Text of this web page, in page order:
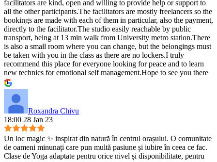
facilitators are kind, open and willing to provide help or support to
all the other participants.The facilitators are mostly freelancers so the
bookings are made with each of them in particular, also the payment,
directly to the facilitator.The studio easily reachable by public
transport, being at 13 min walk from University metro station.There
is also a small room where you can change, but the belongings must
be taken with you in the class as there are no lockers.I truly
recommend this place for everyone looking for peace and to learn
new technics for emotional self management.Hope to see you there
:)
Roxandra Chivu
18:00 28 Jan 23
Un loc magic ✨ inspirat din natură în centrul orașului. O comunitate
de oameni minunați care pun multă pasiune și iubire în ceea ce fac.
Clase de Yoga adaptate pentru orice nivel și disponibilitate, pentru